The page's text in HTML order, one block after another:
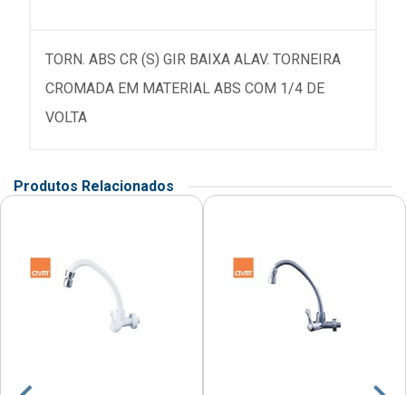
TORN. ABS CR (S) GIR BAIXA ALAV. TORNEIRA
CROMADA EM MATERIAL ABS COM 1/4 DE
VOLTA
Produtos Relacionados